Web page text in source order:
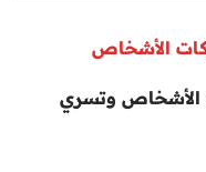
الأشخاص
وتسري